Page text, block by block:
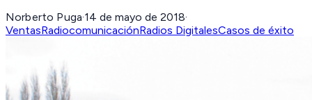
Norberto Puga·14 de mayo de 2018·
VentasRadiocomunicaciónRadios DigitalesCasos de éxito